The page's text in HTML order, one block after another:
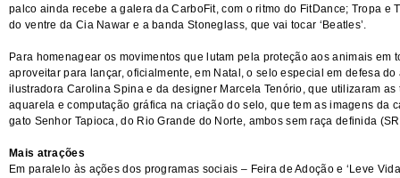
palco ainda recebe a galera da CarboFit, com o ritmo do FitDance; Tropa e
do ventre da Cia Nawar e a banda Stoneglass, que vai tocar ‘Beatles’.
Para homenagear os movimentos que lutam pela proteção aos animais em
aproveitar para lançar, oficialmente, em Natal, o selo especial em defesa
ilustradora Carolina Spina e da designer Marcela Tenório, que utilizaram
aquarela e computação gráfica na criação do selo, que tem as imagens da
gato Senhor Tapioca, do Rio Grande do Norte, ambos sem raça definida
Mais atrações
Em paralelo às ações dos programas sociais – Feira de Adoção e ‘Leve